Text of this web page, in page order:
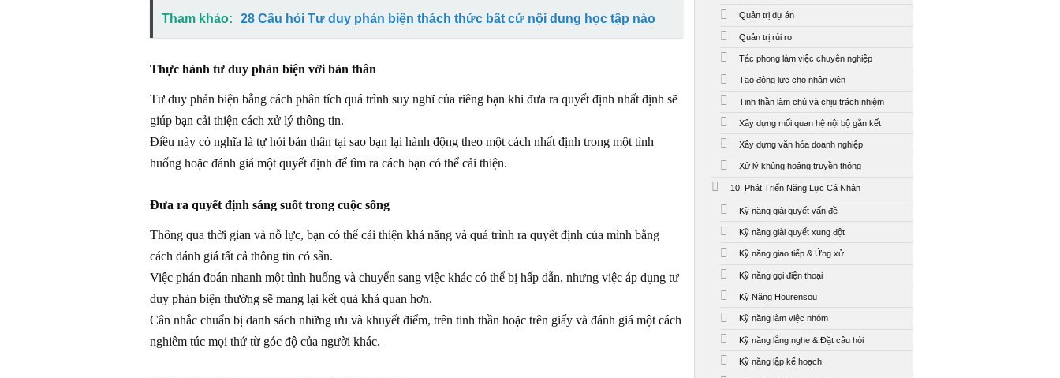
Tham khảo: 28 Câu hỏi Tư duy phản biện thách thức bất cứ nội dung học tập nào
Thực hành tư duy phản biện với bản thân
Tư duy phản biện bằng cách phân tích quá trình suy nghĩ của riêng bạn khi đưa ra quyết định nhất định sẽ
giúp bạn cải thiện cách xử lý thông tin.
Điều này có nghĩa là tự hỏi bản thân tại sao bạn lại hành động theo một cách nhất định trong một tình
huống hoặc đánh giá một quyết định để tìm ra cách bạn có thể cải thiện.
Đưa ra quyết định sáng suốt trong cuộc sống
Thông qua thời gian và nỗ lực, bạn có thể cải thiện khả năng và quá trình ra quyết định của mình bằng
cách đánh giá tất cả thông tin có sẵn.
Việc phán đoán nhanh một tình huống và chuyển sang việc khác có thể bị hấp dẫn, nhưng việc áp dụng tư
duy phản biện thường sẽ mang lại kết quả khả quan hơn.
Cân nhắc chuẩn bị danh sách những ưu và khuyết điểm, trên tinh thần hoặc trên giấy và đánh giá một cách
nghiêm túc mọi thứ từ góc độ của người khác.
Quản trị dự án
Quản trị rủi ro
Tác phong làm việc chuyên nghiệp
Tạo động lực cho nhân viên
Tinh thần làm chủ và chịu trách nhiệm
Xây dựng mối quan hệ nội bộ gắn kết
Xây dựng văn hóa doanh nghiệp
Xử lý khủng hoảng truyền thông
10. Phát Triển Năng Lực Cá Nhân
Kỹ năng giải quyết vấn đề
Kỹ năng giải quyết xung đột
Kỹ năng giao tiếp & Ứng xử
Kỹ năng gọi điện thoại
Kỹ Năng Hourensou
Kỹ năng làm việc nhóm
Kỹ năng lắng nghe & Đặt câu hỏi
Kỹ năng lập kế hoạch